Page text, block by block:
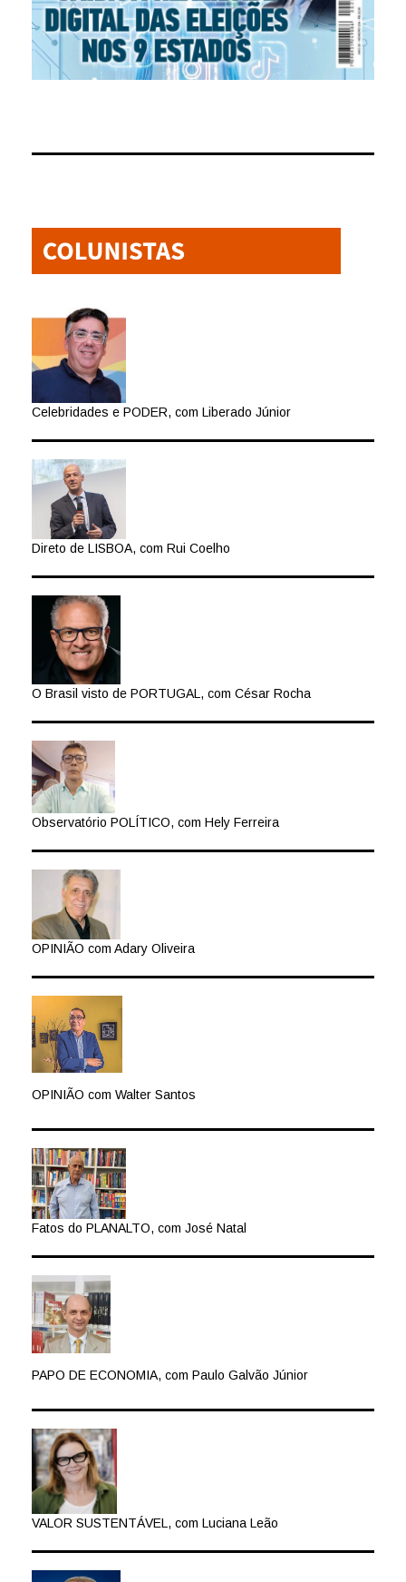
Celebridades e PODER, com Liberado Júnior
Direto de LISBOA, com Rui Coelho
O Brasil visto de PORTUGAL, com César Rocha
Observatório POLÍTICO, com Hely Ferreira
OPINIÃO com Adary Oliveira
OPINIÃO com Walter Santos
Fatos do PLANALTO, com José Natal
PAPO DE ECONOMIA, com Paulo Galvão Júnior
VALOR SUSTENTÁVEL, com Luciana Leão